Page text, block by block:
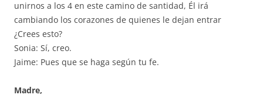
unirnos a los 4 en este camino de santidad, Él irá
cambiando los corazones de quienes le dejan entrar
¿Crees esto?
Sonia: Sí, creo.
Jaime: Pues que se haga según tu fe.
Madre,